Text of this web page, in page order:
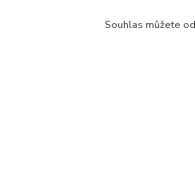
Jezdecké potřeby Ostrava-Heřmanice
Souhlas můžete